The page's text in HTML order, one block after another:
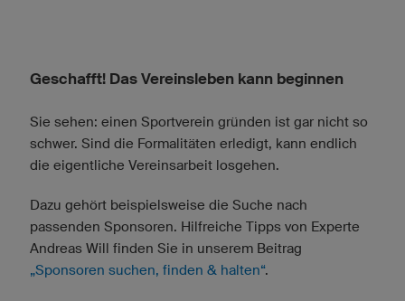
Geschafft! Das Vereinsleben kann beginnen
Sie sehen: einen Sportverein gründen ist gar nicht so
schwer. Sind die Formalitäten erledigt, kann endlich
die eigentliche Vereinsarbeit losgehen.
Dazu gehört beispielsweise die Suche nach
passenden Sponsoren. Hilfreiche Tipps von Experte
Andreas Will finden Sie in unserem Beitrag
„Sponsoren suchen, finden & halten“.